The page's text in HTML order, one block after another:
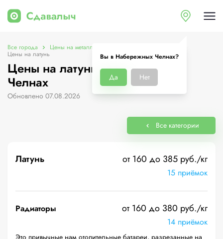
Вы в Набережных Челнах?
Да Нет
Все города Цены на металлолом в Набережных Челнах
Цены на латунь
Цены на латунь в Набережных
Челнах
Обновлено 07.08.2026
Все категории
Латунь от 160 до 385 руб./кг
15 приёмок
Радиаторы от 160 до 380 руб./кг
14 приёмок
Это привычные нам отопительные батареи, разрезанные на